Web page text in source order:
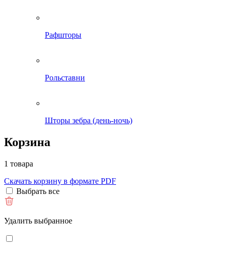
Рафшторы
Рольставни
Шторы зебра (день-ночь)
Корзина
1 товара
Скачать корзину в формате PDF
Выбрать все
Удалить выбранное